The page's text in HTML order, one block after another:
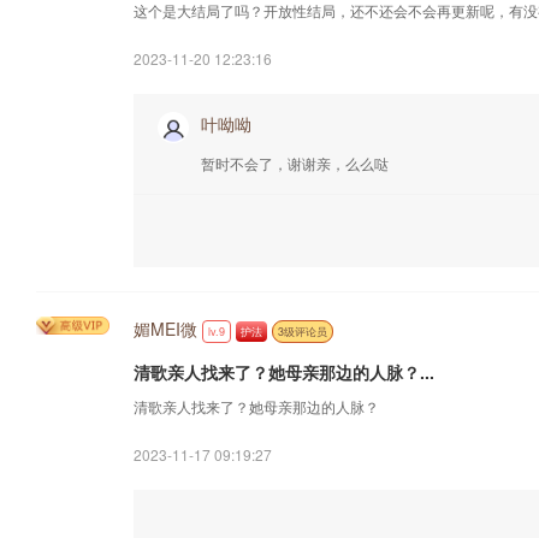
这个是大结局了吗？开放性结局，还不还会不会再更新呢，有
2023-11-20 12:23:16
叶呦呦
暂时不会了，谢谢亲，么么哒
媚MEI微 lv.9 护法 3级评论员
清歌亲人找来了？她母亲那边的人脉？...
清歌亲人找来了？她母亲那边的人脉？
2023-11-17 09:19:27